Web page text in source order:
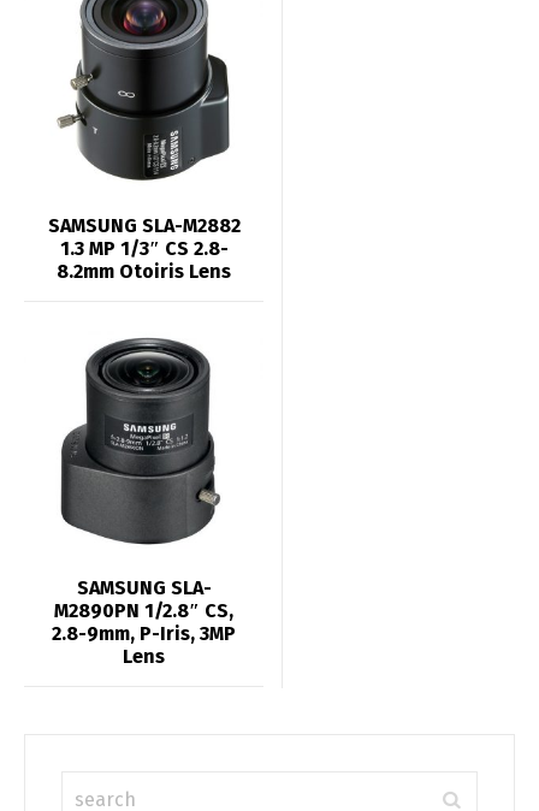
SAMSUNG SLA-M2882
1.3 MP 1/3″ CS 2.8-
8.2mm Otoiris Lens
SAMSUNG SLA-
M2890PN 1/2.8″ CS,
2.8-9mm, P-Iris, 3MP
Lens